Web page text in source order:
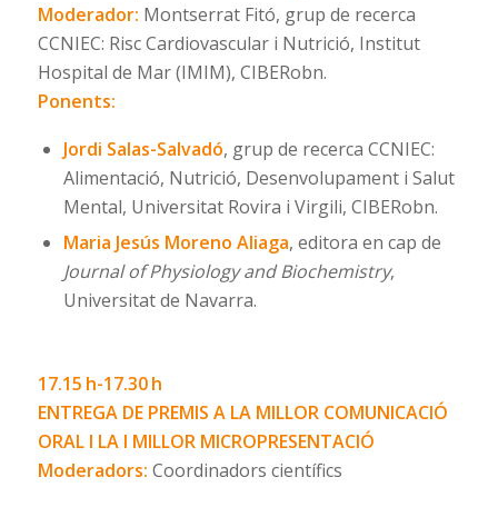
Moderador: Montserrat Fitó, grup de recerca
CCNIEC: Risc Cardiovascular i Nutrició, Institut
Hospital de Mar (IMIM), CIBERobn.
Ponents:
Jordi Salas-Salvadó, grup de recerca CCNIEC:
Alimentació, Nutrició, Desenvolupament i Salut
Mental, Universitat Rovira i Virgili, CIBERobn.
Maria Jesús Moreno Aliaga, editora en cap de
Journal of Physiology and Biochemistry,
Universitat de Navarra.
17.15 h-17.30 h
ENTREGA DE PREMIS A LA MILLOR COMUNICACIÓ
ORAL I LA I MILLOR MICROPRESENTACIÓ
Moderadors: Coordinadors científics